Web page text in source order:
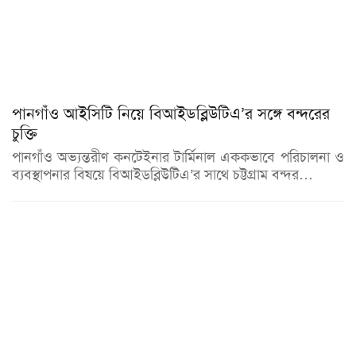
পানগাঁও আইসিটি নিয়ে বিআইডব্লিউটিএ’র সঙ্গে বন্দরের
চুক্তি
পানগাঁও অভ্যন্তরীণ কনটেইনার টার্মিনাল এককভাবে পরিচালনা ও
ব্যবস্থাপনার বিষয়ে বিআইডব্লিউটিএ’র সাথে চট্টগ্রাম বন্দর…